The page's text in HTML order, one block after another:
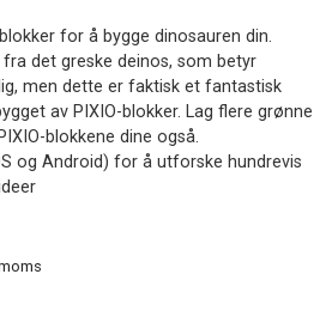
for å bygge dinosauren din.
det greske deinos, som betyr
men dette er faktisk et fantastisk
av PIXIO-blokker. Lag flere grønne
blokkene dine også.
og Android) for å utforske hundrevis